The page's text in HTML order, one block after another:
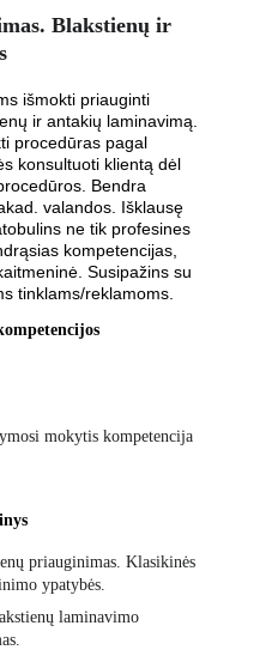
Blakstienų ir
mokytis kompetencija
išmokti priauginti
ir antakių laminavimą.
procedūras pagal
konsultuoti klientą dėl
Bendra
valandos. Išklausę
ne tik profesines
kompetencijas,
Susipažins su
tinklams/reklamoms.
priauginimas. Klasikinės
ypatybės.
laminavimo